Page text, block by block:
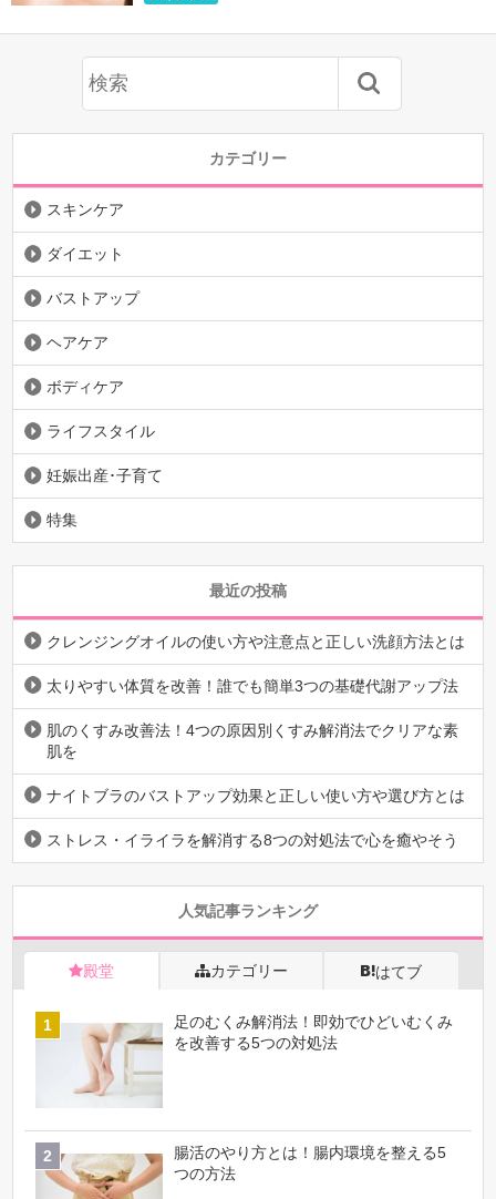
カテゴリー
スキンケア
ダイエット
バストアップ
ヘアケア
ボディケア
ライフスタイル
妊娠出産･子育て
特集
最近の投稿
クレンジングオイルの使い方や注意点と正しい洗顔方法とは
太りやすい体質を改善！誰でも簡単3つの基礎代謝アップ法
肌のくすみ改善法！4つの原因別くすみ解消法でクリアな素
肌を
ナイトブラのバストアップ効果と正しい使い方や選び方とは
ストレス・イライラを解消する8つの対処法で心を癒やそう
人気記事ランキング
殿堂 カテゴリー はてブ
足のむくみ解消法！即効でひどいむくみ
を改善する5つの対処法
腸活のやり方とは！腸内環境を整える5
つの方法